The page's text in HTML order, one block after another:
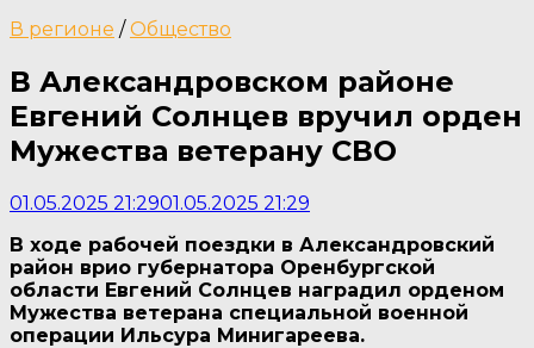
В регионе /Общество
В Александровском районе
Евгений Солнцев вручил орден
Мужества ветерану СВО
01.05.2025 21:2901.05.2025 21:29
В ходе рабочей поездки в Александровский
район врио губернатора Оренбургской
области Евгений Солнцев наградил орденом
Мужества ветерана специальной военной
операции Ильсура Минигареева.